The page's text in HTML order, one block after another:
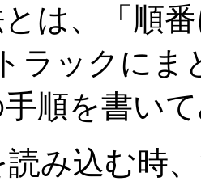
は、「順
ラックに
順を書い
み込む時